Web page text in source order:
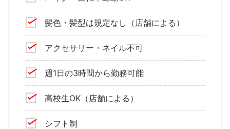
髪色・髪型は規定なし（店舗による）
アクセサリー・ネイル不可
週1日の3時間から勤務可能
高校生OK（店舗による）
シフト制